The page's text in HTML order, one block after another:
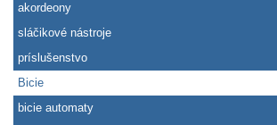
akordeony
sláčikové nástroje
príslušenstvo
Bicie
bicie automaty